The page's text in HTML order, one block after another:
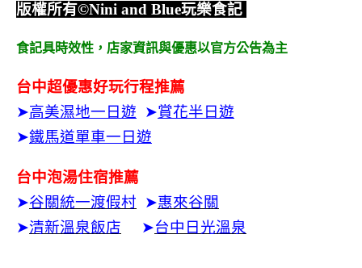
版權所有©Nini and Blue玩樂食記
食記具時效性， 店家資訊與優惠以官方公告為主
台中超優惠好玩行程推薦
➤高美濕地一日遊 ➤賞花半日遊
➤鐵馬道單車一日遊
台中泡湯住宿推薦
➤谷關統一渡假村 ➤惠來谷關
➤清新溫泉飯店 ➤台中日光溫泉